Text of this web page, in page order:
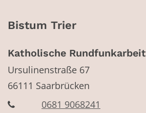
Bistum Trier
Katholische Rundfunkarbeit
Ursulinenstraße 67
66111 Saarbrücken
0681 9068241